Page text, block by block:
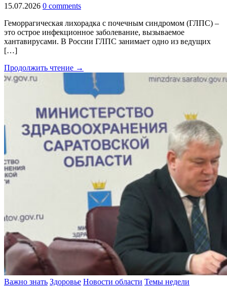
15.07.2026 0 comments
Геморрагическая лихорадка с почечным синдромом (ГЛПС) –
это острое инфекционное заболевание, вызываемое
хантавирусами. В России ГЛПС занимает одно из ведущих
[…]
Продолжить чтение →
Важно знать Здоровье Новости области Темы недели